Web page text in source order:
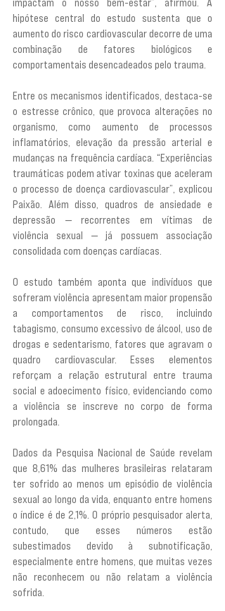
impactam o nosso bem-estar”, afirmou. A
hipótese central do estudo sustenta que o
aumento do risco cardiovascular decorre de uma
combinação de fatores biológicos e
comportamentais desencadeados pelo trauma.
Entre os mecanismos identificados, destaca-se
o estresse crônico, que provoca alterações no
organismo, como aumento de processos
inflamatórios, elevação da pressão arterial e
mudanças na frequência cardíaca. “Experiências
traumáticas podem ativar toxinas que aceleram
o processo de doença cardiovascular”, explicou
Paixão. Além disso, quadros de ansiedade e
depressão — recorrentes em vítimas de
violência sexual — já possuem associação
consolidada com doenças cardíacas.
O estudo também aponta que indivíduos que
sofreram violência apresentam maior propensão
a comportamentos de risco, incluindo
tabagismo, consumo excessivo de álcool, uso de
drogas e sedentarismo, fatores que agravam o
quadro cardiovascular. Esses elementos
reforçam a relação estrutural entre trauma
social e adoecimento físico, evidenciando como
a violência se inscreve no corpo de forma
prolongada.
Dados da Pesquisa Nacional de Saúde revelam
que 8,61% das mulheres brasileiras relataram
ter sofrido ao menos um episódio de violência
sexual ao longo da vida, enquanto entre homens
o índice é de 2,1%. O próprio pesquisador alerta,
contudo, que esses números estão
subestimados devido à subnotificação,
especialmente entre homens, que muitas vezes
não reconhecem ou não relatam a violência
sofrida.